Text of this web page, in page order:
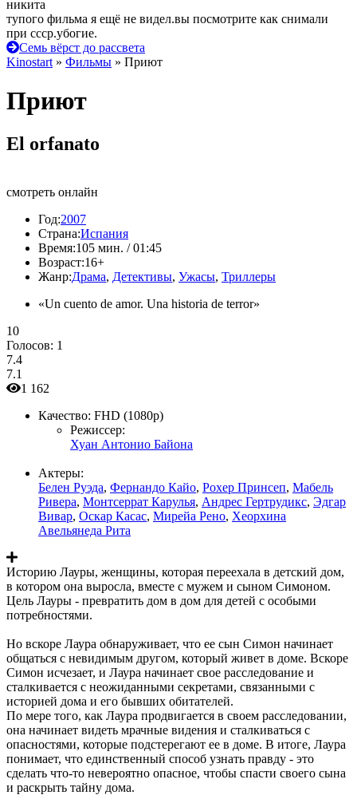
никита
тупого фильма я ещё не видел.вы посмотрите как снимали
при ссср.убогие.
Семь вёрст до рассвета
Kinostart » Фильмы » Приют
Приют
El orfanato
смотреть онлайн
Год:2007
Страна:Испания
Время:105 мин. / 01:45
Возраст:16+
Жанр:Драма, Детективы, Ужасы, Триллеры
«Un cuento de amor. Una historia de terror»
10
Голосов: 1
7.4
7.1
1 162
Качество: FHD (1080p)
Режиссер:
Хуан Антонио Байона
Актеры:
Белен Руэда, Фернандо Кайо, Рохер Принсеп, Мабель
Ривера, Монтсеррат Карулья, Андрес Гертрудикс, Эдгар
Вивар, Оскар Касас, Мирейа Рено, Хеорхина
Авельянеда Рита
Историю Лауры, женщины, которая переехала в детский дом,
в котором она выросла, вместе с мужем и сыном Симоном.
Цель Лауры - превратить дом в дом для детей с особыми
потребностями.
Но вскоре Лаура обнаруживает, что ее сын Симон начинает
общаться с невидимым другом, который живет в доме. Вскоре
Симон исчезает, и Лаура начинает свое расследование и
сталкивается с неожиданными секретами, связанными с
историей дома и его бывших обитателей.
По мере того, как Лаура продвигается в своем расследовании,
она начинает видеть мрачные видения и сталкиваться с
опасностями, которые подстерегают ее в доме. В итоге, Лаура
понимает, что единственный способ узнать правду - это
сделать что-то невероятно опасное, чтобы спасти своего сына
и раскрыть тайну дома.